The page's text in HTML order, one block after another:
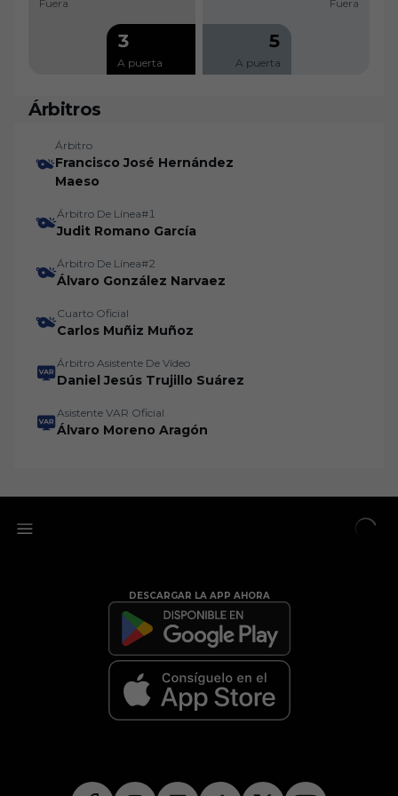
Fuera
3
A puerta
Fuera
5
A puerta
Árbitros
Árbitro
Francisco José Hernández
Maeso
Árbitro De Línea#1
Judit Romano García
Árbitro De Línea#2
Álvaro González Narvaez
Cuarto Oficial
Carlos Muñiz Muñoz
Árbitro Asistente De Vídeo
Daniel Jesús Trujillo Suárez
Asistente VAR Oficial
Álvaro Moreno Aragón
DESCARGAR LA APP AHORA